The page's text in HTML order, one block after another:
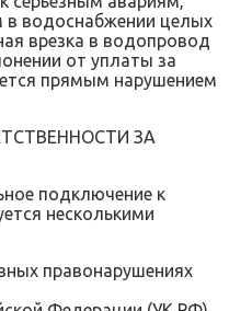
в водоснабжении целых
врезка в водопровод
от уплаты за
прямым нарушением
ЗА
подключение к
несколькими
правонарушениях